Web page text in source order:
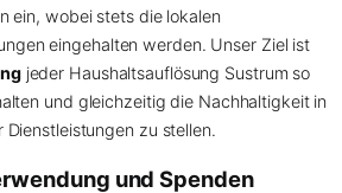
ein, wobei stets die lokalen
eingehalten werden. Unser Ziel ist
jeder Haushaltsauflösung Sustrum so
und gleichzeitig die Nachhaltigkeit in
zu stellen.
und Spenden